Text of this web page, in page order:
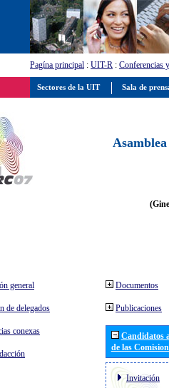
Pagína principal : UIT-R : Conferencias
general
de delegados
conexas
Documentos
Publicaciones
Candidatos
de las
Invitación
Sectores de la UIT Sala de